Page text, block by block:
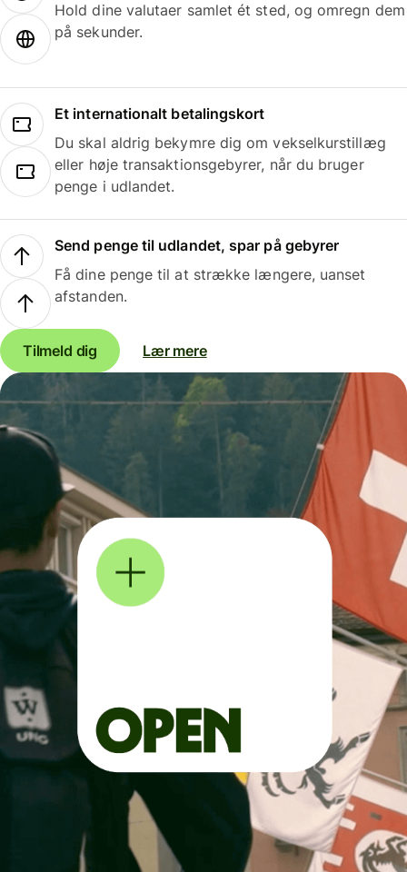
Hold dine valutaer samlet ét sted, og omregn dem
på sekunder.
Et internationalt betalingskort
Du skal aldrig bekymre dig om vekselkurstillæg
eller høje transaktionsgebyrer, når du bruger
penge i udlandet.
Send penge til udlandet, spar på gebyrer
Få dine penge til at strække længere, uanset
afstanden.
Tilmeld dig Lær mere